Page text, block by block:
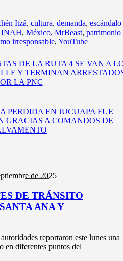
Itzá, cultura, demanda, escándalo
INAH, México, MrBeast, patrimonio
irresponsable, YouTube
DE LA RUTA 4 SE VAN A
Y TERMINAN
LA PNC
PERDIDA EN JUCUAPA FUE
GRACIAS A COMANDOS DE
de 2025
DE TRÁNSITO
ANA Y
reportaron este lunes una
en diferentes puntos del